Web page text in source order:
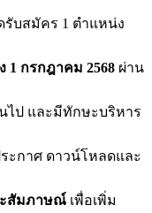
รับสมัคร 1 ตำแหน่ง
1 กรกฎาคม 2568 ผ่าน
ป และมีทักษะบริหาร
ะกาศ ดาวน์โหลดและ
ะสัมภาษณ์ เพื่อเพิ่ม